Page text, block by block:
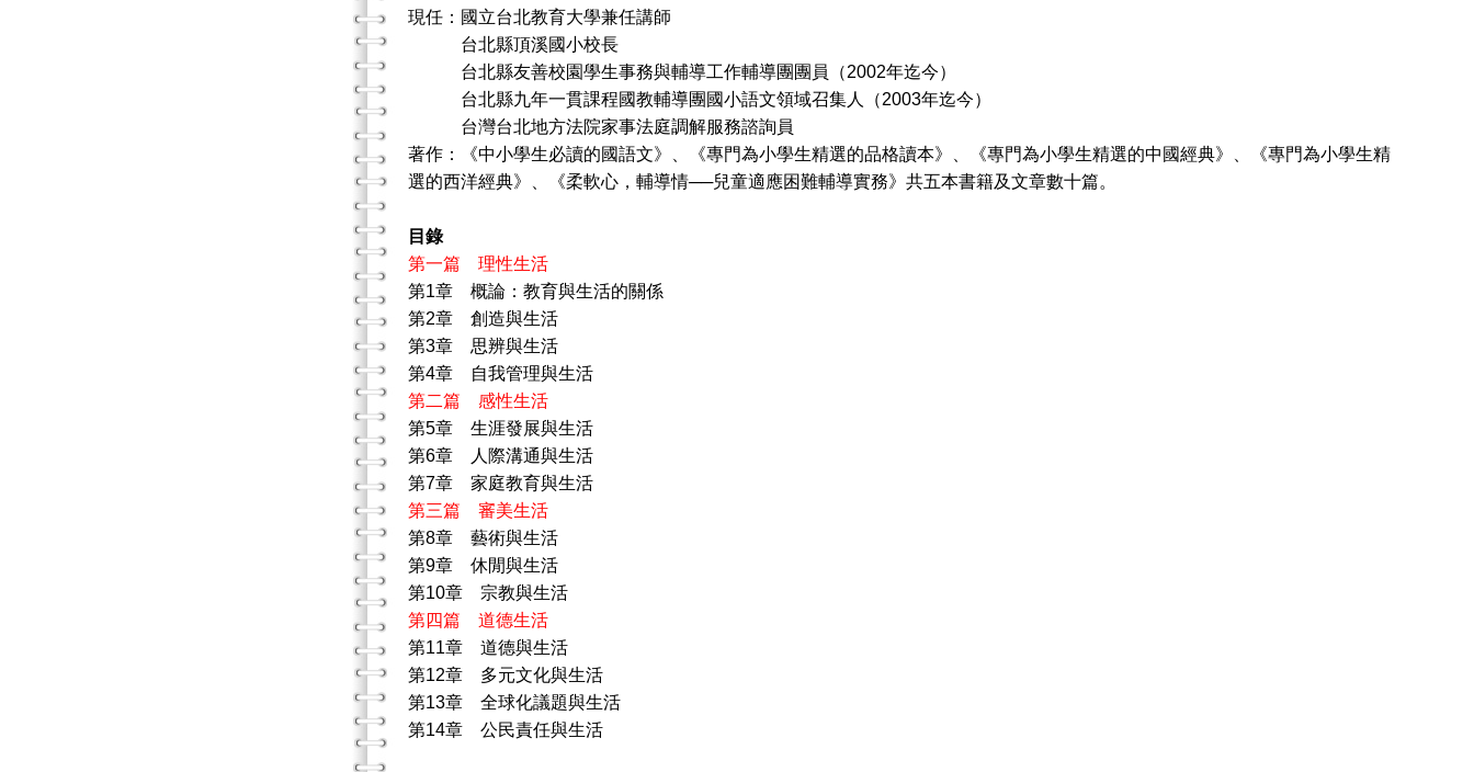
現任：國立台北教育大學兼任講師
台北縣頂溪國小校長
台北縣友善校園學生事務與輔導工作輔導團團員（2002年迄今）
台北縣九年一貫課程國教輔導團國小語文領域召集人（2003年迄今）
台灣台北地方法院家事法庭調解服務諮詢員
著作：《中小學生必讀的國語文》、《專門為小學生精選的品格讀本》、《專門為小學生精選的中國經典》、《專門為小學生精
選的西洋經典》、《柔軟心，輔導情──兒童適應困難輔導實務》共五本書籍及文章數十篇。
目錄
第一篇 理性生活
第1章 概論：教育與生活的關係
第2章 創造與生活
第3章 思辨與生活
第4章 自我管理與生活
第二篇 感性生活
第5章 生涯發展與生活
第6章 人際溝通與生活
第7章 家庭教育與生活
第三篇 審美生活
第8章 藝術與生活
第9章 休閒與生活
第10章 宗教與生活
第四篇 道德生活
第11章 道德與生活
第12章 多元文化與生活
第13章 全球化議題與生活
第14章 公民責任與生活